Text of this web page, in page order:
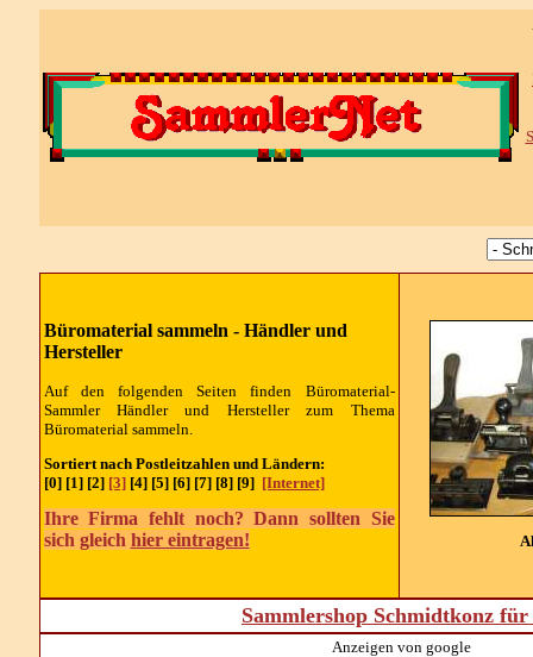
Büromaterial sammeln - Händler und
Hersteller
Auf den folgenden Seiten finden Büromaterial-
Sammler Händler und Herstellerzum Thema
Büromaterial sammeln.
Sortiert nach Postleitzahlen und Ländern:
[0] [1] [2] [3][4] [5] [6] [7] [8] [9] [Internet]
Ihre Firma fehlt noch? Dann sollten Sie
sich gleich hier eintragen!
Sammlershop Schmidtkonz
Anzeigen von google